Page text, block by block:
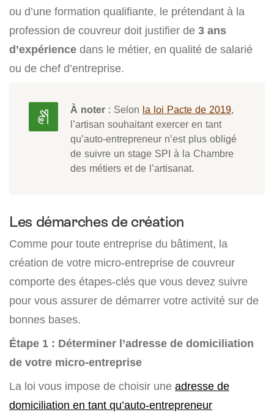
ou d’une formation qualifiante, le prétendant à la
profession de couvreur doit justifier de 3 ans
d’expérience dans le métier, en qualité de salarié
ou de chef d’entreprise.
À noter : Selon la loi Pacte de 2019,
l’artisan souhaitant exercer en tant
qu’auto-entrepreneur n’est plus obligé
de suivre un stage SPI à la Chambre
des métiers et de l’artisanat.
Les démarches de création
Comme pour toute entreprise du bâtiment, la
création de votre micro-entreprise de couvreur
comporte des étapes-clés que vous devez suivre
pour vous assurer de démarrer votre activité sur de
bonnes bases.
Étape 1 : Déterminer l’adresse de domiciliation
de votre micro-entreprise
La loi vous impose de choisir une adresse de
domiciliation en tant qu’auto-entrepreneur